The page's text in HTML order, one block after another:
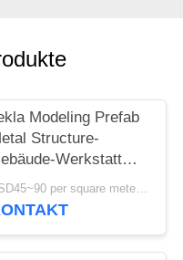
Modeling Prefab
Structure-
Werkstatt
USD45~90 per square meter MOQ:1000 Quadratmeter